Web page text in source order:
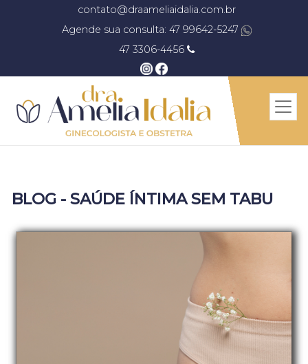
contato@draameliaidalia.com.br
Agende sua consulta: 47 99642-5247
47 3306-4456
BLOG - SAÚDE ÍNTIMA SEM TABU